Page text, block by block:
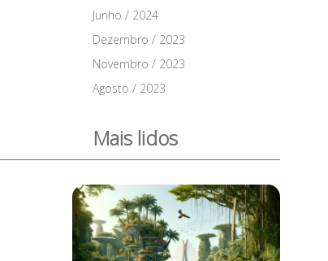
Junho / 2024
Dezembro / 2023
Novembro / 2023
Agosto / 2023
Mais lidos